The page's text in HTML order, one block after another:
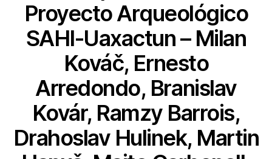
Proyecto Arqueológico
SAHI-Uaxactun – Milan
Kováč, Ernesto
Arredondo, Branislav
Kovár, Ramzy Barrois,
Drahoslav Hulinek, Martin